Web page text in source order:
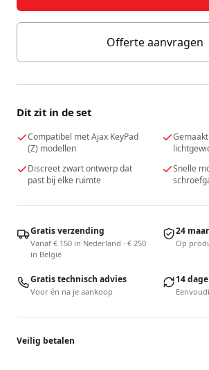
Offerte aanvragen
Dit zit in de set
Compatibel met Ajax KeyPad
(Z) modellen
Discreet zwart ontwerp dat
past bij elke ruimte
Snelle
Gratis verzending
Vanaf € 150 in Nederland · € 250
in België
24
Op
Gratis technisch advies
Voor én na je aankoop
14
Veilig betalen